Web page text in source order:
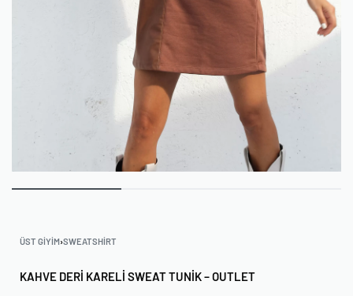
ÜST GIYIM›SWEATSHIRT
KAHVE DERI KARELI SWEAT TUNIK – OUTLET